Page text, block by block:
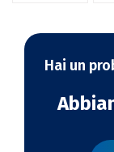
Hai un